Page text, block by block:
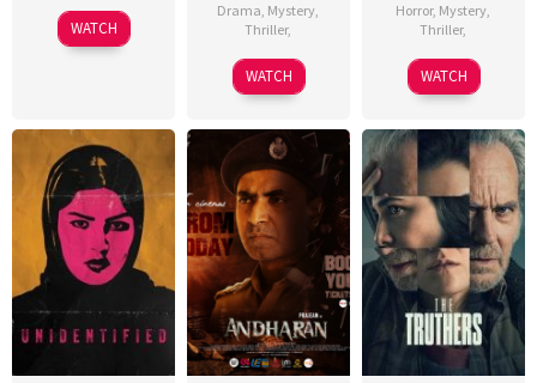
WATCH
Drama, Mystery,
Thriller,
WATCH
Horror, Mystery,
Thriller,
WATCH